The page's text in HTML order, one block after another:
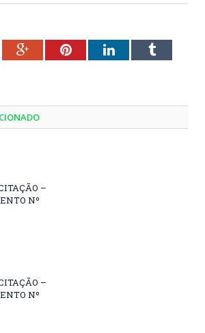
Google+PinterestLinkedInTumblr
–
Nº
–
Nº